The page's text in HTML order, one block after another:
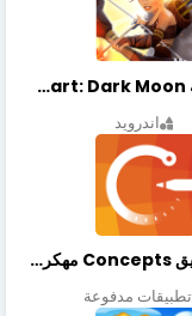
تحميل لعبة Lionheart: Dark Moon مهكرة أخر إصدار
اندرويد
تحميل تطبيق Concepts مهكر أخر إصدار
تطبيقات مدفوعة